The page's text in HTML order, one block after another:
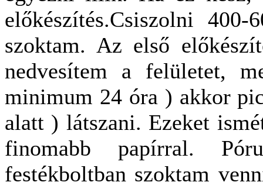
előkészítés.Csiszolni
szoktam. Az első
nedvesítem a felületet,
minimum 24 óra ) akkor
alatt ) látszani. Ezeket
finomabb papírral.
festékboltban szoktam